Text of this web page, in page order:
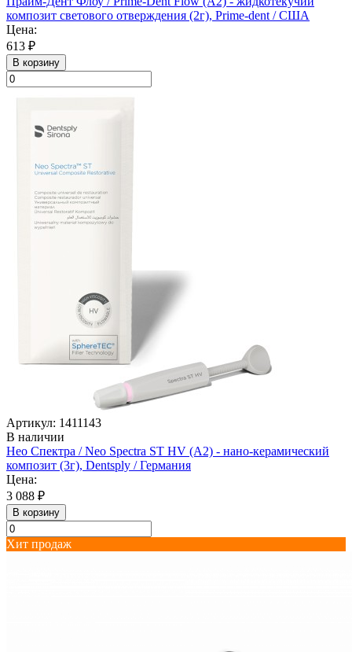
композит светового отверждения (2г), Prime-dent / США
Цена:
613 ₽
В корзину
Артикул: 1411143
В наличии
Нео Спектра / Neo Spectra ST HV (A2) - нано-керамический
композит (3г), Dentsply / Германия
Цена:
3 088 ₽
В корзину
Хит продаж